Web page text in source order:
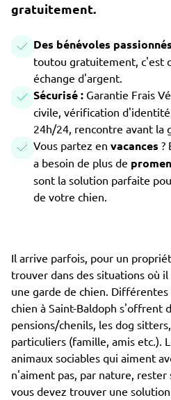
gratuitement.
Des bénévoles passionnés
toutou gratuitement, c'est
échange d'argent.
Sécurisé : Garantie Frais
civile, vérification
24h/24, rencontre avant la
Vous partez en vacances ?
a besoin de plus de
sont la solution parfaite
de votre chien.
Il arrive parfois, pour un
trouver dans des situations où
une garde de chien.
chien à Saint-Baldoph s'offrent
pensions/chenils, les dog
particuliers (famille, amis etc.).
animaux sociables qui aiment
n'aiment pas, par nature, rester
vous devez trouver une